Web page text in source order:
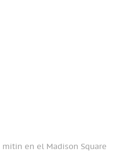
mitin en el Madison Square